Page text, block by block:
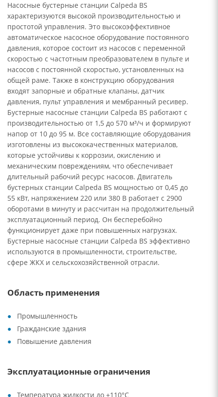
Насосные бустерные станции Calpeda BS
характеризуются высокой производительностью и
простотой управления. Это высокоэффективное
автоматическое насосное оборудование постоянного
давления, которое состоит из насосов с переменной
скоростью с частотным преобразователем в пульте и
насосов с постоянной скоростью, установленных на
общей раме. Также в конструкцию оборудования
входят запорные и обратные клапаны, датчик
давления, пульт управления и мембранный ресивер.
Бустерные насосные станции Calpeda BS работают с
производительностью от 1,5 до 570 м³/ч и формируют
напор от 10 до 95 м. Все составляющие оборудования
изготовлены из высококачественных материалов,
которые устойчивы к коррозии, окислению и
механическим повреждениям, что обеспечивает
длительный рабочий ресурс насосов. Двигатель
бустерных станции Calpeda BS мощностью от 0,45 до
55 кВт, напряжением 220 или 380 В работает с 2900
оборотами в минуту и рассчитан на продолжительный
эксплуатационный период. Он бесперебойно
функционирует даже при повышенных нагрузках.
Бустерные насосные станции Calpeda BS эффективно
используются в промышленности, строительстве,
сфере ЖКХ и сельскохозяйственной отрасли.
Область применения
Промышленность
Гражданские здания
Повышение давления
Эксплуатационные ограничения
Температура жидкости до +110°C